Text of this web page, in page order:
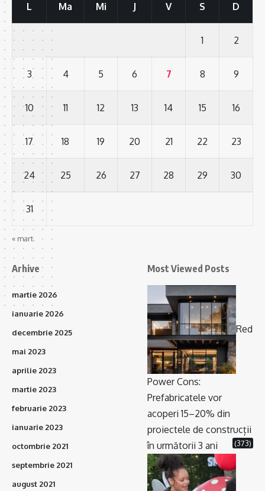
L Ma Mi J V S D
1 2
3 4 5 6 7 8 9
10 11 12 13 14 15 16
17 18 19 20 21 22 23
24 25 26 27 28 29 30
31
« mart.
Arhive
martie 2026
ianuarie 2026
decembrie 2025
mai 2023
aprilie 2023
martie 2023
februarie 2023
ianuarie 2023
octombrie 2021
septembrie 2021
august 2021
Most Viewed Posts
Red
Power Cons:
Prefabricatele vor
acoperi 15–20% din
proiectele de construcții
în următorii 3 ani
(373)